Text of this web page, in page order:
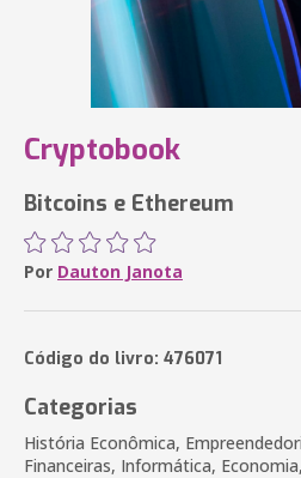
Cryptobook
Bitcoins e Ethereum
Por Dauton Janota
Código do livro: 476071
Categorias
História Econômica,
Financeiras, Informática,